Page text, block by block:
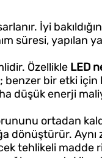
İyi
süresi, yapılan
Özellikle LED
benzer bir etki için
düşük enerji
ortadan
dönüştürür. Aynı
tehlikeli madde